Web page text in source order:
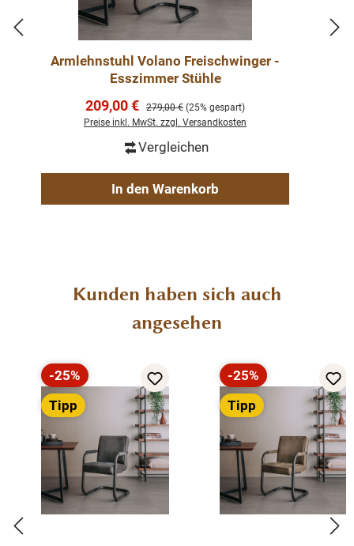
Armlehnstuhl Volano Freischwinger -
Esszimmer Stühle
Verkaufspreis:
209,00 € Regulärer Preis:
279,00 € (25% gespart)
Preise inkl. MwSt. zzgl. Versandkosten
Vergleichen
In den Warenkorb
Produktgalerie überspringen
Kunden haben sich auch
angesehen
Rabatt
-25%
Tipp
Rabatt
-25%
Tipp